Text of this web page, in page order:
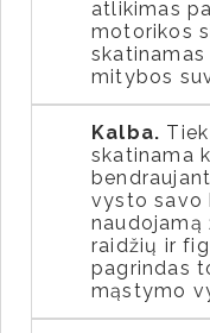
atlikimas
motorikos
skatinamas
mitybos
Kalba.
skatinama
vysto savo
naudojamą
raidžių ir
pagrindas
mąstymo